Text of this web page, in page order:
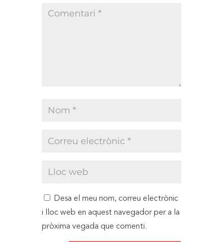
Desa el meu nom, correu electrònic
i lloc web en aquest navegador per a la
pròxima vegada que comenti.